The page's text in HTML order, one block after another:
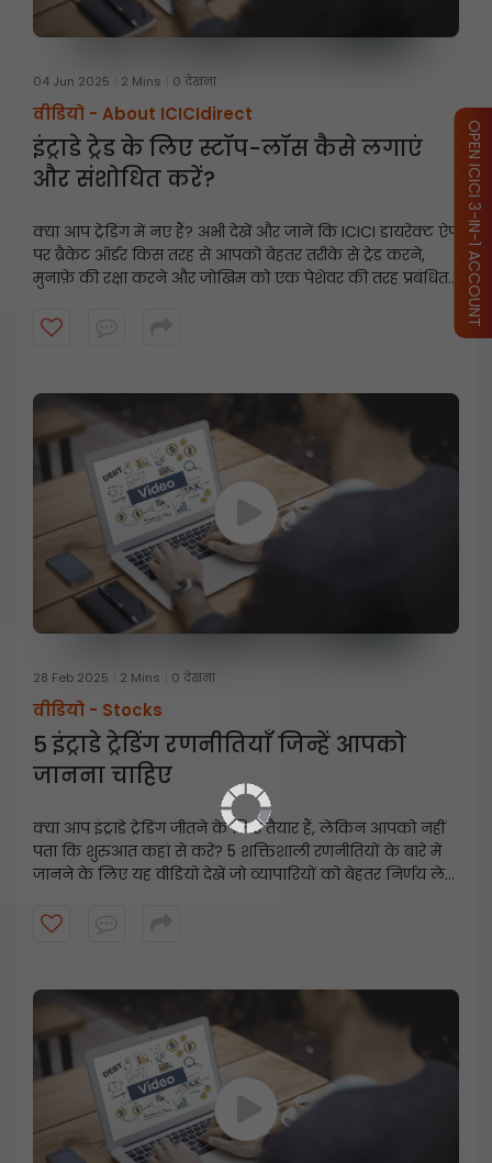
04 Jun 2025 2 Mins 0 देखना
वीडियो - About ICICIdirect
इंट्राडे ट्रेड के लिए स्टॉप-लॉस कैसे लगाएं
और संशोधित करें?
क्या आप ट्रेडिंग में नए हैं? अभी देखें और जानें कि ICICI डायरेक्ट ऐप
पर ब्रैकेट ऑर्डर किस तरह से आपको बेहतर तरीके से ट्रेड करने,
मुनाफ़े की रक्षा करने और जोखिम को एक पेशेवर की तरह प्रबंधित
28 Feb 2025 2 Mins 0 देखना
वीडियो - Stocks
5 इंट्राडे ट्रेडिंग रणनीतियाँ जिन्हें आपको
जानना चाहिए
क्या आप इंट्राडे ट्रेडिंग जीतने के लिए तैयार हैं, लेकिन आपको नहीं
पता कि शुरुआत कहां से करें? 5 शक्तिशाली रणनीतियों के बारे में
जानने के लिए यह वीडियो देखें जो व्यापारियों को बेहतर निर्णय लेने
OPEN ICICI 3-IN-1 ACCOUNT